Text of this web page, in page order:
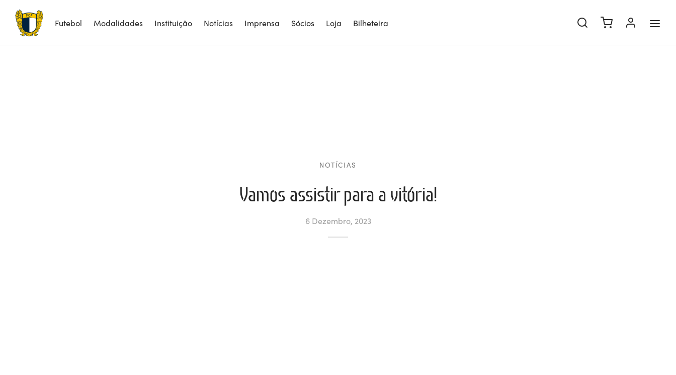
Futebol Modalidades Instituição Notícias Imprensa Sócios Loja Bilheteira
NOTÍCIAS
Vamos assistir para a vitória!
6 Dezembro, 2023